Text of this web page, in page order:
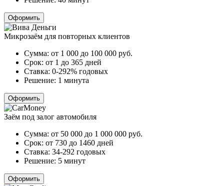
Оформить
Микрозаём для повторных клиентов
Сумма: от 1 000 до 100 000 руб.
Срок: от 1 до 365 дней
Ставка: 0-292% годовых
Решение: 1 минута
Оформить
Заём под залог автомобиля
Сумма: от 50 000 до 1 000 000 руб.
Срок: от 730 до 1460 дней
Ставка: 34-292 годовых
Решение: 5 минут
Оформить